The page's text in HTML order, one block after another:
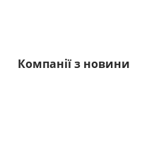
Компанії з новини